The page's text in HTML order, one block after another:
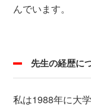
んでいます。
先生の経歴に
私は1988年に大